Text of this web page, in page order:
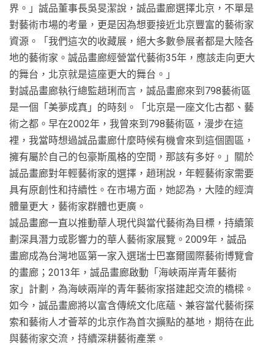
界。」誠品董事長吳旻潔說，誠品畫廊選擇北京，不單是
對藝術市場的考量，更是因為想要接近北京豐富的藝術家
資源。「我們這次的收藏展，絕大多數參展者都是大陸各
地的藝術家。誠品畫廊經營當代藝術35年，應該走向更大
的舞台，北京就是這座更大的舞台。」
對誠品畫廊執行總監趙琍而言，誠品畫廊來到798藝術區
是一個「美夢成真」的時刻。「北京是一座文化古都、藝
術之都。早在2002年，我曾來到798藝術區，漫步在這
裡，我當時想過誠品畫廊什麼時候有機會來到這個園區，
擁有屬於自己的包豪斯風格的空間，那該有多好。」關於
誠品畫廊對年輕藝術家的選擇，趙琍說，年輕藝術家需要
具有原創性和持續性。在市場方面，她認為，大陸的經濟
體量更大，藝術家群體也更廣。
誠品畫廊一直以推動華人現代與當代藝術為目標，持續策
劃深具潛力或影響力的華人藝術家展覽。2009年，誠品
畫廊成為台灣地區第一家入選瑞士巴塞爾國際藝術博覽會
的畫廊；2013年，誠品畫廊啟動「海峽兩岸青年藝術
家」計劃，為海峽兩岸的青年藝術家搭建起交流的橋樑。
如今，誠品畫廊將以富含傳統文化底蘊、兼容當代藝術探
索和藝術人才薈萃的北京作為首次擴點的基地，期待在此
與藝術家交流，持續深耕藝術產業。